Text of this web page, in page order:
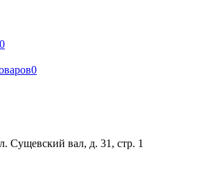
0
0
Сущевский вал, д. 31, стр. 1